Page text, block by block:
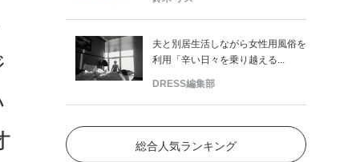
夫と別居生活しながら女性用風俗を
利用「辛い日々を乗り越える...
DRESS編集部
総合人気ランキング